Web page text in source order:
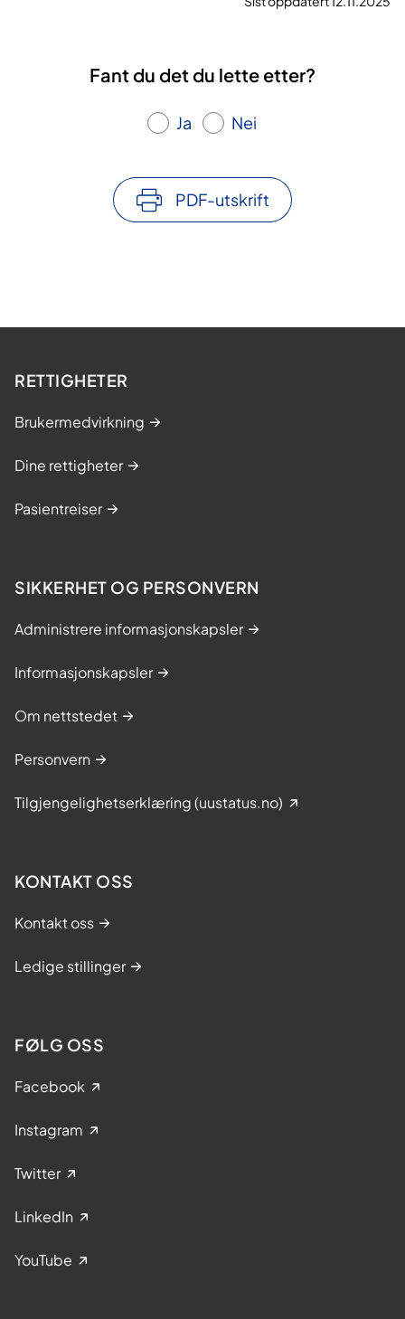
Fant du det du lette etter?
Ja Nei
PDF-utskrift
RETTIGHETER
Brukermedvirkning
Dine rettigheter
Pasientreiser
SIKKERHET OG PERSONVERN
Administrere informasjonskapsler
Informasjonskapsler
Om nettstedet
Personvern
Tilgjengelighetserklæring (uustatus.no)
KONTAKT OSS
Kontakt oss
Ledige stillinger
FØLG OSS
Facebook
Instagram
Twitter
LinkedIn
YouTube